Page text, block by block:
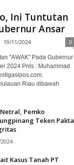
Ini Tuntutan
Ansar
19/11/2024 0
"AWAK" Pada Gubernur
2024 Pnls : Muhammad
Riau dibawah
Pemko
Teken Pakta
Kasus Tanah PT